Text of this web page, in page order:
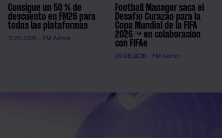
Consigue un 50 % de
descuento en FM26 para
todas las plataformas
11.06.2026 - FM Admin
Football Manager saca el
Desafío Curazao para la
Copa Mundial de la FIFA
2026™ en colaboración
con FIFAe
09.06.2026 - FM Admin